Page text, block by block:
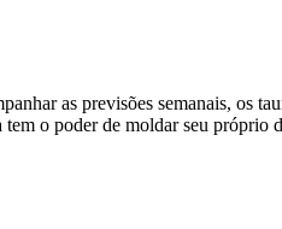
as previsões semanais, os
o poder de moldar seu próprio